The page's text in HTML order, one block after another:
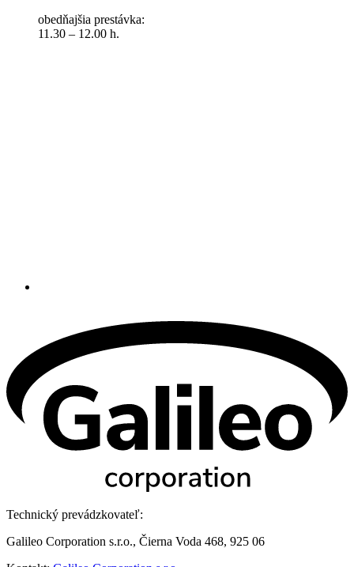
obedňajšia prestávka:
11.30 – 12.00 h.
Technický prevádzkovateľ:
Galileo Corporation s.r.o., Čierna Voda 468, 925 06